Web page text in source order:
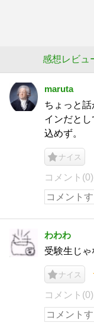
感想レビュ
maruta
ちょっと
インだと
込めず。
ナイス
コメント(0)
わわわ
受験生じゃ
ナイス
コメント(0)